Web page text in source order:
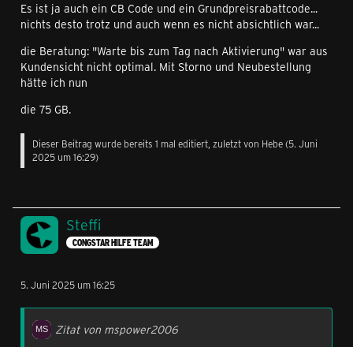
Es ist ja auch ein CB Code und ein Grundpreisrabattcode...
nichts desto trotz und auch wenn es nicht absichtlich war...
die Beratung: "Warte bis zum Tag nach Aktivierung" war aus
Kundensicht nicht optimal. Mit Storno und Neubestellung
hätte ich nun
die 75 GB.
Dieser Beitrag wurde bereits 1 mal editiert, zuletzt von Hebe(5. Juni
2025 um 16:29)
Steffi
CONGSTAR HILFE TEAM
5. Juni 2025 um 16:25
Zitat von mspower2006